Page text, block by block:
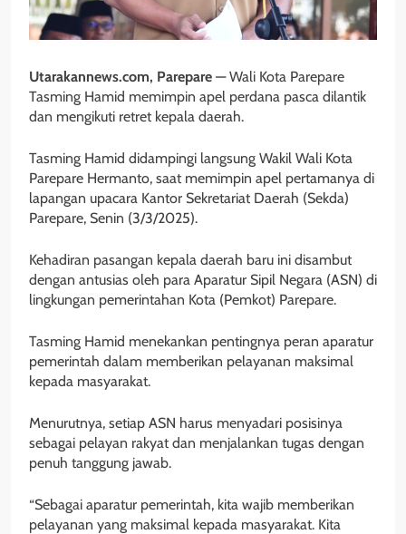
Utarakannews.com, Parepare — Wali Kota Parepare
Tasming Hamid memimpin apel perdana pasca dilantik
dan mengikuti retret kepala daerah.
Tasming Hamid didampingi langsung Wakil Wali Kota
Parepare Hermanto, saat memimpin apel pertamanya di
lapangan upacara Kantor Sekretariat Daerah (Sekda)
Parepare, Senin (3/3/2025).
Kehadiran pasangan kepala daerah baru ini disambut
dengan antusias oleh para Aparatur Sipil Negara (ASN) di
lingkungan pemerintahan Kota (Pemkot) Parepare.
Tasming Hamid menekankan pentingnya peran aparatur
pemerintah dalam memberikan pelayanan maksimal
kepada masyarakat.
Menurutnya, setiap ASN harus menyadari posisinya
sebagai pelayan rakyat dan menjalankan tugas dengan
penuh tanggung jawab.
“Sebagai aparatur pemerintah, kita wajib memberikan
pelayanan yang maksimal kepada masyarakat. Kita